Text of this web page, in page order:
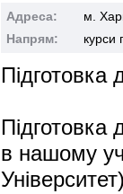
Адреса:
м.
Напрям:
курси
Підготовка
Підготовка
в нашому